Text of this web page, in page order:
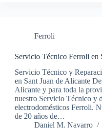
Ferroli
Servicio Técnico Ferroli en
Servicio Técnico y
en Sant Juan de Alicante
Alicante y para toda la
nuestro Servicio Técnico y
electrodomésticos Ferroli.
de 20 años de…
Daniel M. Navarro